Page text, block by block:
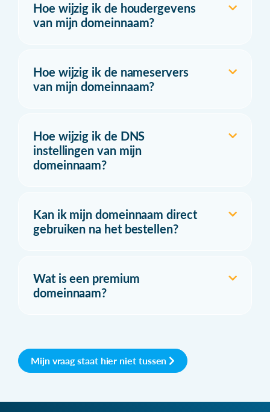
Hoe wijzig ik de houdergevens
van mijn domeinnaam?
Hoe wijzig ik de nameservers
van mijn domeinnaam?
Hoe wijzig ik de DNS
instellingen van mijn
domeinnaam?
Kan ik mijn domeinnaam direct
gebruiken na het bestellen?
Wat is een premium
domeinnaam?
Mijn vraag staat hier niet tussen